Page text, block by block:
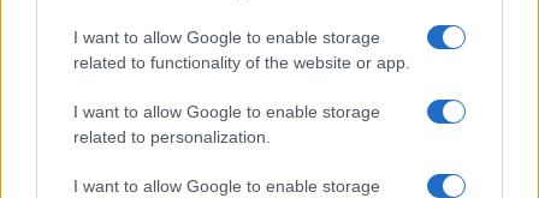
I want to allow Google to enable storage
related to functionality of the website or app.
I want to allow Google to enable storage
related to personalization.
I want to allow Google to enable storage